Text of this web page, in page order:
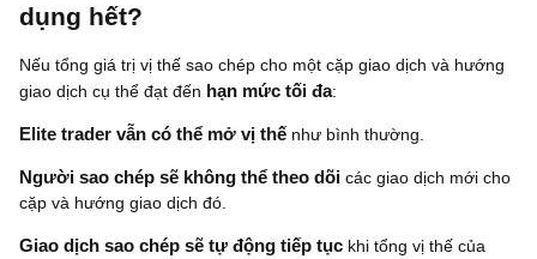
dụng hết?
Nếu tổng giá trị vị thế sao chép cho một cặp giao dịch và hướng
giao dịch cụ thể đạt đến hạn mức tối đa:
Elite trader vẫn có thể mở vị thế như bình thường.
Người sao chép sẽ không thể theo dõi các giao dịch mới cho
cặp và hướng giao dịch đó.
Giao dịch sao chép sẽ tự động tiếp tục khi tổng vị thế của